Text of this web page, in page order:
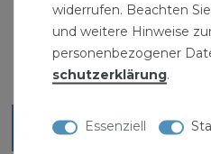
Blick ins Sortiment
widerrufen. Beachten
und weitere Hinweise
personenbezogener
schutz­erklärung.
Essenziell